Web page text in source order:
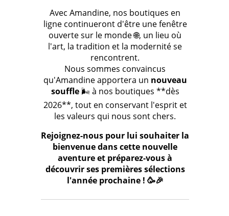
Avec Amandine, nos boutiques en
ligne continueront d'être une fenêtre
ouverte sur le monde 🌐, un lieu où
l'art, la tradition et la modernité se
rencontrent.
Nous sommes convaincus
qu'Amandine apportera un nouveau
souffle🌬️ à nos boutiques **dès
2026**, tout en conservant l'esprit et
les valeurs qui nous sont chers.
Rejoignez-nous pour lui souhaiter la
bienvenue dans cette nouvelle
aventure et préparez-vous à
découvrir ses premières sélections
l'année prochaine ! 🥳🎉